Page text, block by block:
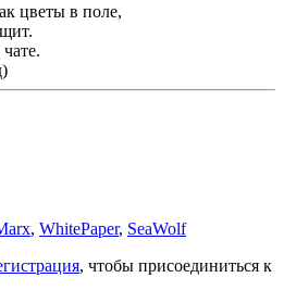
цветы в поле,
, WhitePaper, SeaWolf
, чтобы присоединиться к